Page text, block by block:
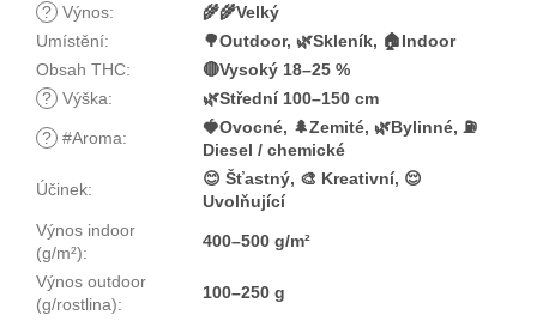
? Výnos:
🌾🌾Velký
Umístění:
🌳Outdoor, 🌿Skleník, 🏠Indoor
Obsah THC:
🔴Vysoký 18–25 %
? Výška: 🌿Střední 100–150 cm
? #Aroma:
🍓Ovocné, 🌲Zemité, 🌿Bylinné, ⛽
Diesel / chemické
Účinek:
😊 Šťastný, 🎨 Kreativní, 😌
Uvolňující
Výnos indoor
(g/m²):
400–500 g/m²
Výnos outdoor
(g/rostlina):
100–250 g